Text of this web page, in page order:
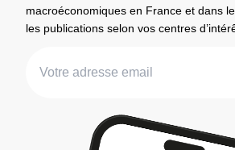
macroéconomiques en France et dans
les publications selon vos centres